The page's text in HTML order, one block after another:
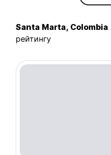
Santa Marta, Colombia
рейтингу